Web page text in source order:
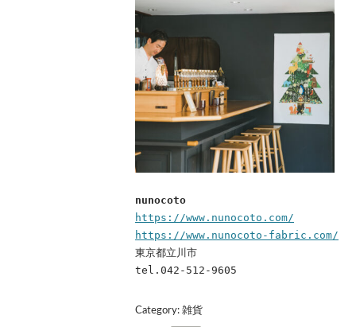
nunocoto
https://www.nunocoto.com/
https://www.nunocoto-fabric.com/
東京都立川市
tel.042-512-9605
Category: 雑貨